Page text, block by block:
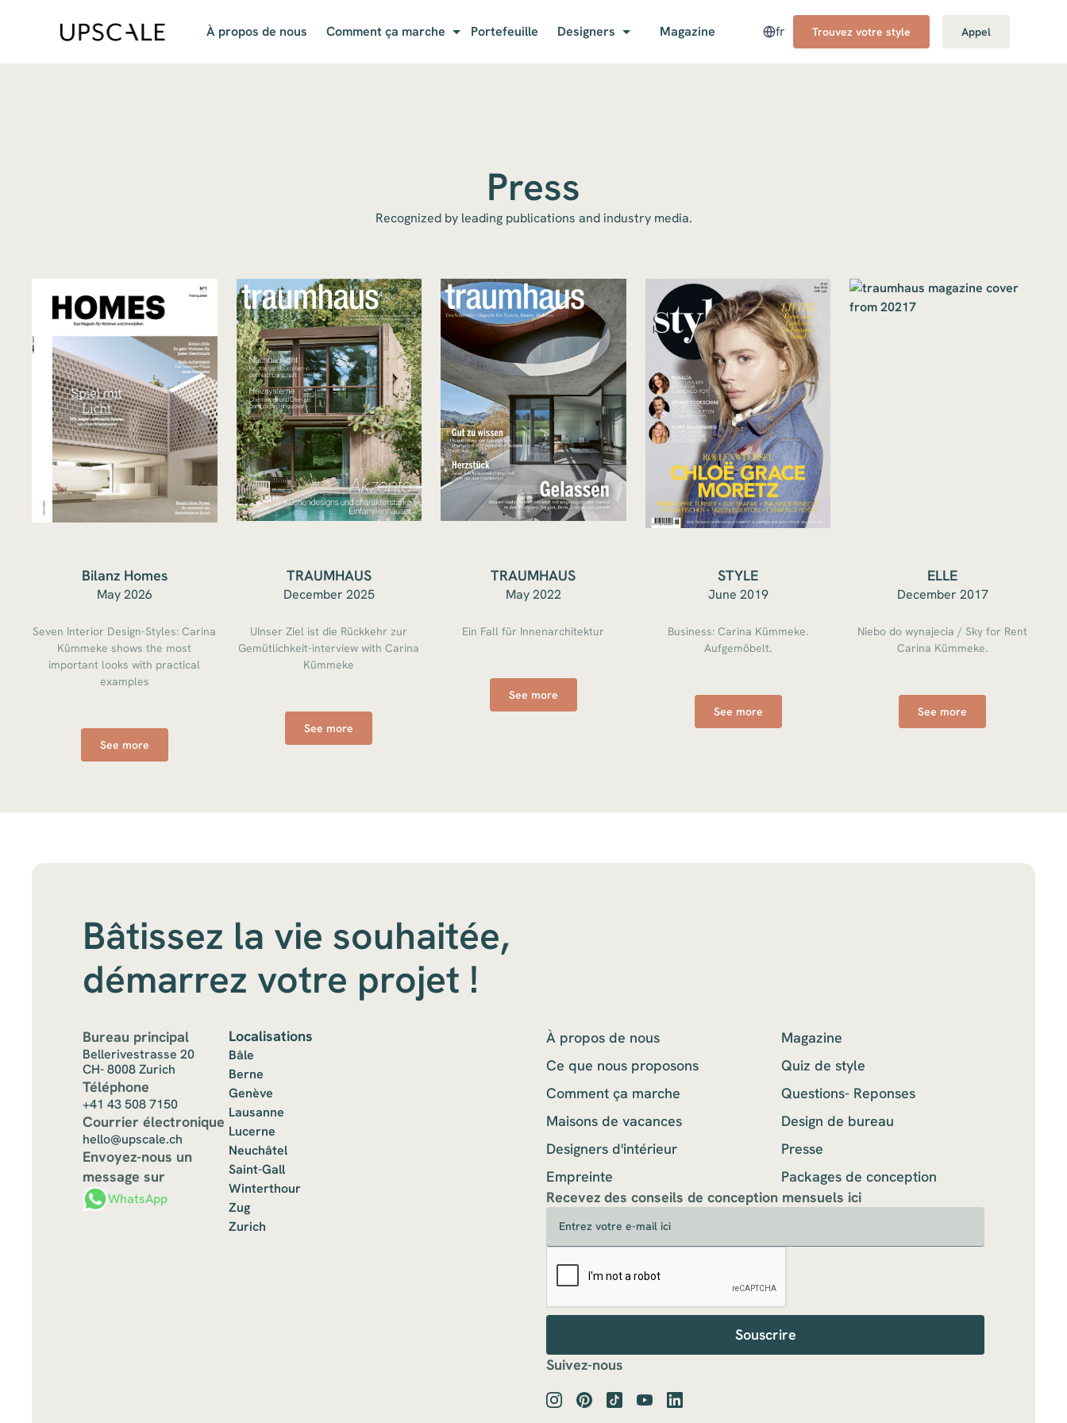
À propos de nous Comment ça marche Portefeuille Designers Magazine fr Trouvez votre style Appel
Press
Recognized by leading publications and industry media.
TRAUMHAUS
December 2025
UInser Ziel ist die Rückkehr zur
Gemütlichkeit-interview with Carina
Kümmeke
See more
TRAUMHAUS
May 2022
Ein Fall für Innenarchitektur
See more
STYLE
June 2019
Business: Carina Kümmeke.
Aufgemöbelt.
See more
ELLE
December 2017
Niebo do wynajecia / Sky for Rent
Carina Kümmeke.
See more
Bilanz Homes
May 2026
Seven Interior Design-Styles: Carina
Kümmeke shows the most
important looks with practical
examples
See more
Bureau principal
Bellerivestrasse 20
CH- 8008 Zurich
Téléphone
+41 43 508 7150
Courrier électronique
hello@upscale.ch
Envoyez-nous un
message sur
WhatsApp
Localisations
Bâle
Berne
Genève
Lausanne
Lucerne
Neuchâtel
Saint-Gall
Winterthour
Zug
Zurich
À propos de nous
Magazine
Ce que nous proposons
Quiz de style
Comment ça marche
Questions- Reponses
Maisons de vacances
Design de bureau
Designers d'intérieur
Presse
Empreinte
Packages de conception
Recevez des conseils de conception mensuels ici
Suivez-nous
Bâtissez la vie souhaitée,
démarrez votre projet !